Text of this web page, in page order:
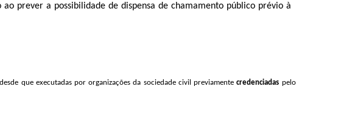
prever a possibilidade de dispensa de chamamento público prévio à
que executadas por organizações da sociedade civil previamentecredenciadas pelo